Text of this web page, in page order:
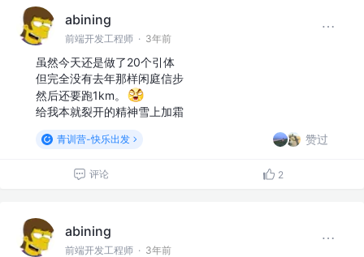
abining
前端开发工程师 · 3年前
虽然今天还是做了20个引体
但完全没有去年那样闲庭信步
然后还要跑1km。
给我本就裂开的精神雪上加霜
青训营-快乐出发 赞过
评论 2
abining
前端开发工程师 · 3年前